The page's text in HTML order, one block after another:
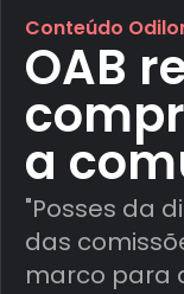
Conteúdo
OAB
a
"Posses da
das
marco para